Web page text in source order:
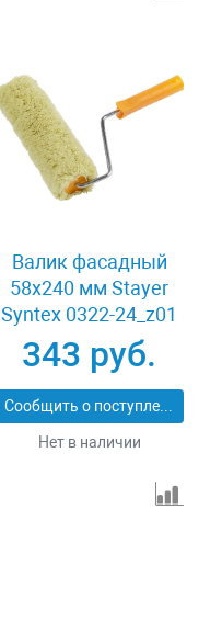
Валик фасадный
58x240 мм Stayer
Syntex 0322-24_z01
343 руб.
Сообщить о поступлении
Нет в наличии